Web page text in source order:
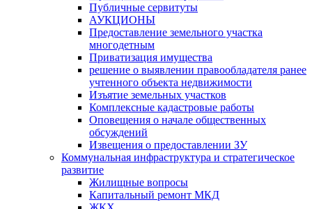
Публичные сервитуты
АУКЦИОНЫ
Предоставление земельного участка
многодетным
Приватизация имущества
решение о выявлении правообладателя ранее
учтенного объекта недвижимости
Изъятие земельных участков
Комплексные кадастровые работы
Оповещения о начале общественных
обсуждений
Извещения о предоставлении ЗУ
Коммунальная инфраструктура и стратегическое
развитие
Жилищные вопросы
Капитальный ремонт МКД